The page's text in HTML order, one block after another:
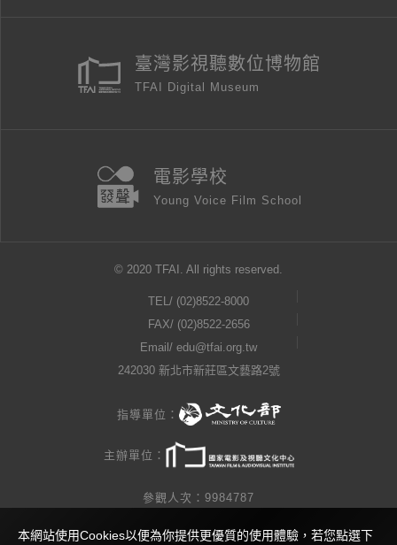
臺灣影視聽數位博物館
TFAI Digital Museum
電影學校
Young Voice Film School
© 2020 TFAI. All rights reserved.
TEL/ (02)8522-8000
FAX/ (02)8522-2656
Email/ edu@tfai.org.tw
242030 新北市新莊區文藝路2號
指導單位：
主辦單位：
參觀人次：9984787
隱私權公告
本網站使用Cookies以便為你提供更優質的使用體驗，若您點選下